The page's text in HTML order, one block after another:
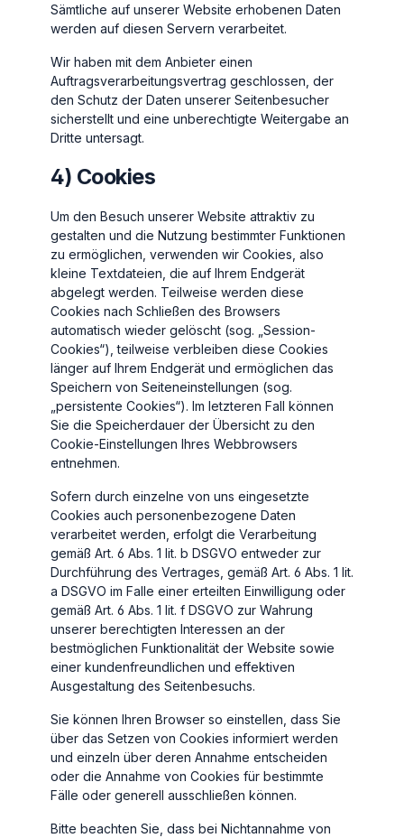
Sämtliche auf unserer Website erhobenen Daten
werden auf diesen Servern verarbeitet.
Wir haben mit dem Anbieter einen
Auftragsverarbeitungsvertrag geschlossen, der
den Schutz der Daten unserer Seitenbesucher
sicherstellt und eine unberechtigte Weitergabe an
Dritte untersagt.
4) Cookies
Um den Besuch unserer Website attraktiv zu
gestalten und die Nutzung bestimmter Funktionen
zu ermöglichen, verwenden wir Cookies, also
kleine Textdateien, die auf Ihrem Endgerät
abgelegt werden. Teilweise werden diese
Cookies nach Schließen des Browsers
automatisch wieder gelöscht (sog. „Session-
Cookies“), teilweise verbleiben diese Cookies
länger auf Ihrem Endgerät und ermöglichen das
Speichern von Seiteneinstellungen (sog.
„persistente Cookies“). Im letzteren Fall können
Sie die Speicherdauer der Übersicht zu den
Cookie-Einstellungen Ihres Webbrowsers
entnehmen.
Sofern durch einzelne von uns eingesetzte
Cookies auch personenbezogene Daten
verarbeitet werden, erfolgt die Verarbeitung
gemäß Art. 6 Abs. 1 lit. b DSGVO entweder zur
Durchführung des Vertrages, gemäß Art. 6 Abs. 1 lit.
a DSGVO im Falle einer erteilten Einwilligung oder
gemäß Art. 6 Abs. 1 lit. f DSGVO zur Wahrung
unserer berechtigten Interessen an der
bestmöglichen Funktionalität der Website sowie
einer kundenfreundlichen und effektiven
Ausgestaltung des Seitenbesuchs.
Sie können Ihren Browser so einstellen, dass Sie
über das Setzen von Cookies informiert werden
und einzeln über deren Annahme entscheiden
oder die Annahme von Cookies für bestimmte
Fälle oder generell ausschließen können.
Bitte beachten Sie, dass bei Nichtannahme von